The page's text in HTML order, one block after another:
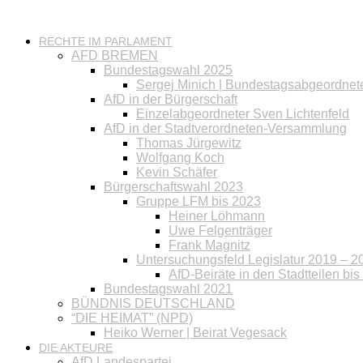
RECHTE IM PARLAMENT
AFD BREMEN
Bundestagswahl 2025
Sergej Minich |
AfD in der Bürgerschaft
Einzelabgeordneter Sven Lichtenfeld
AfD in der Stadtverordneten-Versammlung
Thomas Jürgewitz
Wolfgang Koch
Kevin Schäfer
Bürgerschaftswahl 2023
Gruppe LFM bis 2023
Heiner Löhmann
Uwe Felgenträger
Frank Magnitz
Untersuchungsfeld Legislatur 2019 –
AfD-Beiräte in den Stadtteilen bis
Bundestagswahl 2021
BÜNDNIS DEUTSCHLAND
“DIE HEIMAT” (NPD)
Heiko Werner | Beirat Vegesack
DIE AKTEURE